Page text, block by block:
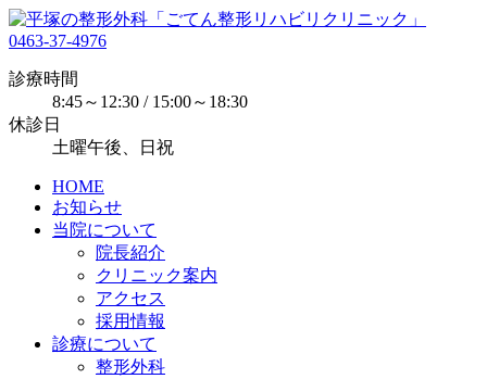
0463-37-4976
診療時間
8:45～12:30 / 15:00～18:30
休診日
土曜午後、日祝
HOME
お知らせ
当院について
院長紹介
クリニック案内
アクセス
採用情報
診療について
整形外科